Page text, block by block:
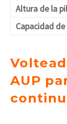
Altura de la
Capacidad
AUP